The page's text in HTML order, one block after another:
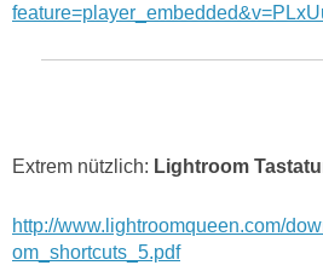
Extrem nützlich: Lightroom
http://www.lightroomqueen.com/
om_shortcuts_5.pdf